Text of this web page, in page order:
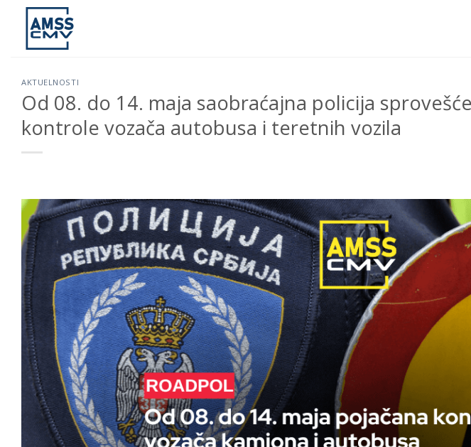
content
AKTUELNOSTI
Od 08. do 14. maja saobraćajna policija
kontrole vozača autobusa i teretnih vozila